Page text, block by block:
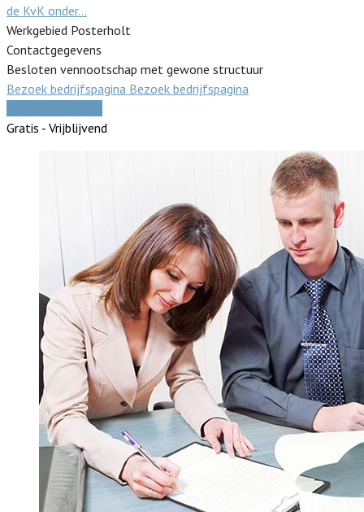
de KvK onder…
Werkgebied Posterholt
Contactgegevens
Besloten vennootschap met gewone structuur
Bezoek bedrijfspagina Bezoek bedrijfspagina
Gratis - Vrijblijvend